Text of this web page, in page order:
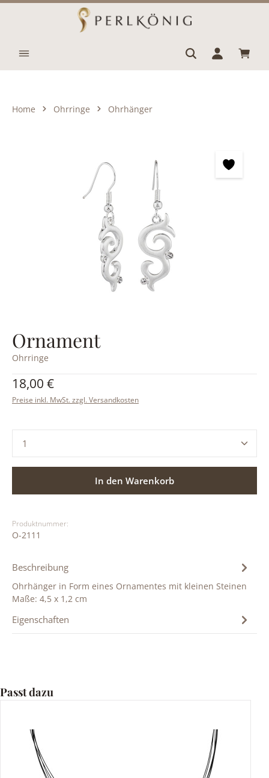
Zum Hauptinhalt springen
Home Ohrringe Ohrhänger
Ornament
Ohrringe
Regulärer Preis:
18,00 €
Preise inkl. MwSt. zzgl. Versandkosten
Produkt Anzahl: Gib den gewünschten Wert ein
In den Warenkorb
Produktnummer:
O-2111
Beschreibung
Ohrhänger in Form eines Ornamentes mit kleinen Steinen
Maße: 4,5 x 1,2 cm
Eigenschaften
Produktgalerie überspringen
Passt dazu